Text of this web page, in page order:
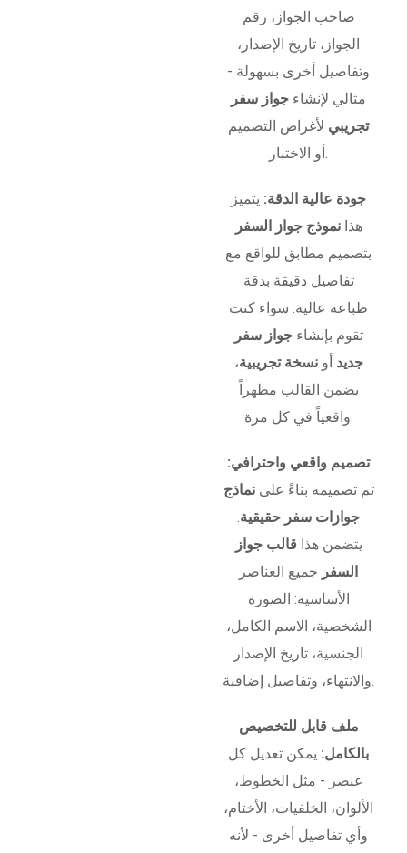
صاحب الجواز، رقم
الجواز، تاريخ الإصدار،
وتفاصيل أخرى بسهولة -
مثالي لإنشاء جواز سفر
تجريبي لأغراض التصميم
أو الاختبار.
جودة عالية الدقة: يتميز
هذانموذج جواز السفر
بتصميم مطابق للواقع مع
تفاصيل دقيقة بدقة
طباعة عالية. سواء كنت
تقوم بإنشاءجواز سفر
جديد أونسخة تجريبية،
يضمن القالب مظهراً
واقعياً في كل مرة.
تصميم واقعي واحترافي:
تم تصميمه بناءً علىنماذج
جوازات سفر حقيقية.
يتضمن هذا قالب جواز
السفر جميع العناصر
الأساسية: الصورة
الشخصية، الاسم الكامل،
الجنسية، تاريخ الإصدار
والانتهاء، وتفاصيل إضافية.
ملف قابل للتخصيص
بالكامل: يمكن تعديل كل
عنصر - مثل الخطوط،
الألوان، الخلفيات، الأختام،
وأي تفاصيل أخرى - لأنه